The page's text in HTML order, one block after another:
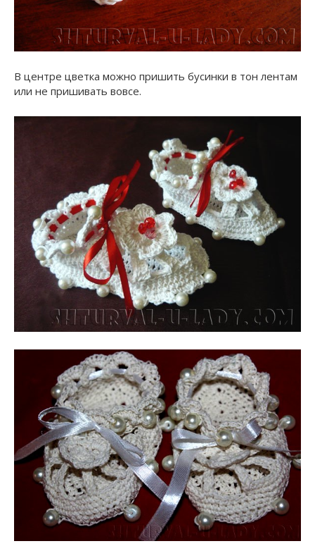
В центре цветка можно пришить бусинки в тон лентам
или не пришивать вовсе.